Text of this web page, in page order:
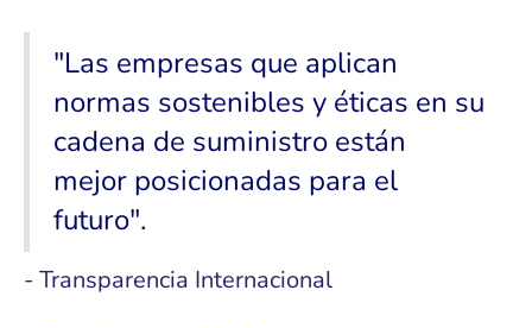
"Las empresas que aplican
normas sostenibles y éticas en su
cadena de suministro están
mejor posicionadas para el
futuro".
- Transparencia Internacional